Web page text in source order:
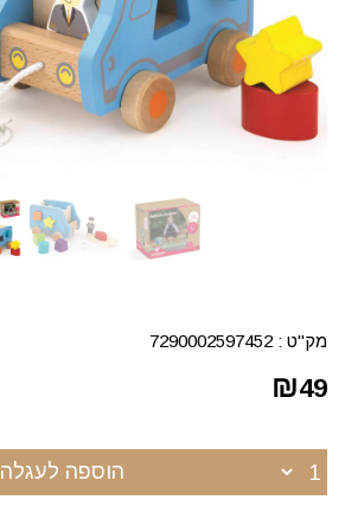
מק"ט : 7290002597452
₪49
הוספה לעגלה